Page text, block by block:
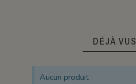
DÉJÀ VUS
Aucun produit